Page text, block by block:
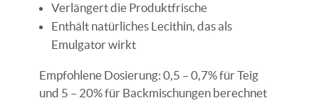
Verlängert die Produktfrische
Enthält natürliches Lecithin, das als
Emulgator wirkt
Empfohlene Dosierung: 0,5 – 0,7% für Teig
und 5 – 20% für Backmischungen berechnet